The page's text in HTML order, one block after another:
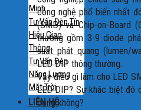
Minh
Tư Vấn Đèn Tín
Hiệu Giao
Thông
Tư Vấn Đèn
Năng Lượng
Mặt Trời
LIÊN HỆ
công nghệ phổ biến nhất
(SMD) và Chip-on-Board
thường gồm 3-9 diode
suất phát quang (lumen/
LED DIP thông thường.
Vậy điều gì làm cho LED
LED DIP? Sự khác biệt đó
dụng không?